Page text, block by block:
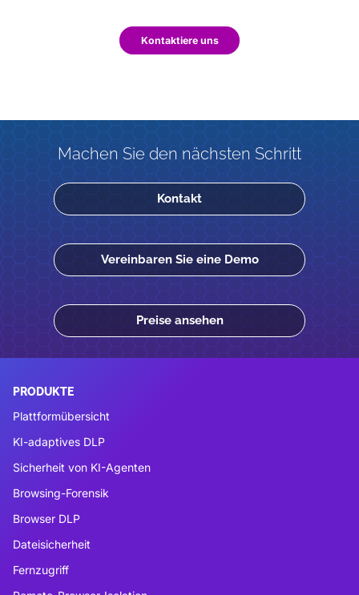
Kontaktiere uns
Machen Sie den nächsten Schritt
Kontakt
Vereinbaren Sie eine Demo
Preise ansehen
PRODUKTE
Plattformübersicht
KI-adaptives DLP
Sicherheit von KI-Agenten
Browsing-Forensik
Browser DLP
Dateisicherheit
Fernzugriff